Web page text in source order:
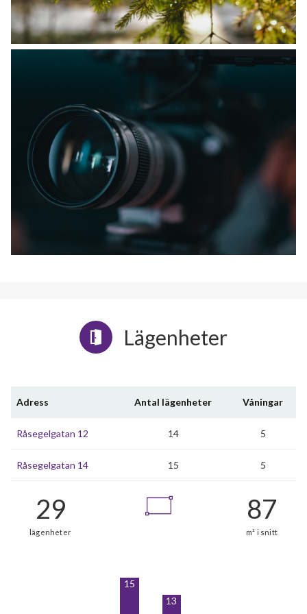
Lägenheter
Adress Antal lägenheter Våningar
Råsegelgatan 12 14 5
Råsegelgatan 14 15 5
15
13